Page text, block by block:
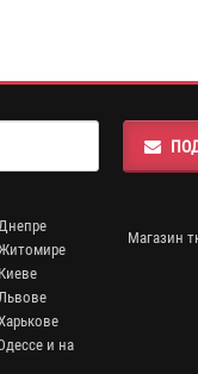
и на
Магазин